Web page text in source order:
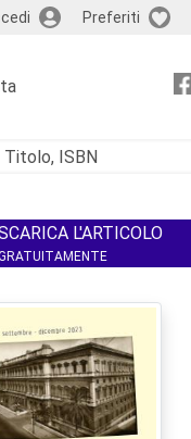
Preferiti
L'ARTICOLO